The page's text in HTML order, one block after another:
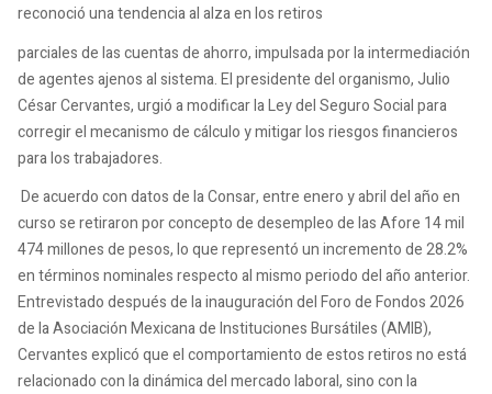
reconoció una tendencia al alza en los retiros
parciales de las cuentas de ahorro, impulsada por la intermediación
de agentes ajenos al sistema. El presidente del organismo, Julio
César Cervantes, urgió a modificar la Ley del Seguro Social para
corregir el mecanismo de cálculo y mitigar los riesgos financieros
para los trabajadores.
De acuerdo con datos de la Consar, entre enero y abril del año en
curso se retiraron por concepto de desempleo de las Afore 14 mil
474 millones de pesos, lo que representó un incremento de 28.2%
en términos nominales respecto al mismo periodo del año anterior.
Entrevistado después de la inauguración del Foro de Fondos 2026
de la Asociación Mexicana de Instituciones Bursátiles (AMIB),
Cervantes explicó que el comportamiento de estos retiros no está
relacionado con la dinámica del mercado laboral, sino con la